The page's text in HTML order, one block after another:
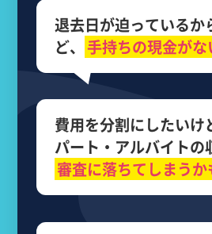
退去日が迫っているか
ど、 手持ちの現金が
費用を分割にしたいけ
パート・アルバイトの
審査に落ちてしまう